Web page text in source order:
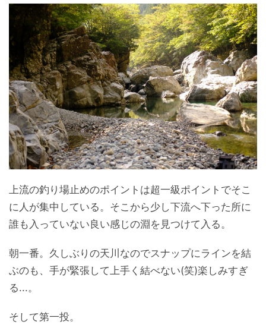
上流の釣り場止めのポイントは超一級ポイントでそこ
に人が集中している。そこから少し下流へ下った所に
誰も入っていない良い感じの淵を見つけて入る。
朝一番。久しぶりの天川なのでスナップにラインを結
ぶのも、手が緊張して上手く結べない(笑)楽しみすぎ
る...。
そして第一投。